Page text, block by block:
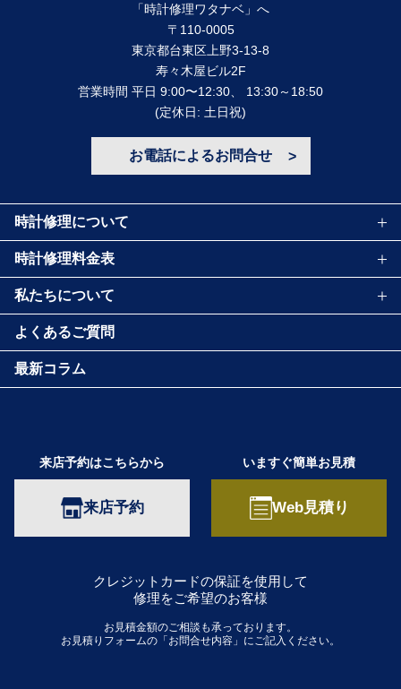
「時計修理ワタナベ」へ
〒110-0005
東京都台東区上野3-13-8
寿々⽊屋ビル2F
営業時間 平⽇ 9:00〜12:30、 13:30～18:50
(定休⽇: ⼟⽇祝)
お電話によるお問合せ
時計修理について
時計修理料金表
私たちについて
よくあるご質問
最新コラム
来店予約はこちらから
来店予約
いますぐ簡単お見積
Web見積り
クレジットカードの保証を使用して
修理をご希望のお客様
お見積金額のご相談も承っております。
お見積りフォームの「お問合せ内容」にご記入ください。